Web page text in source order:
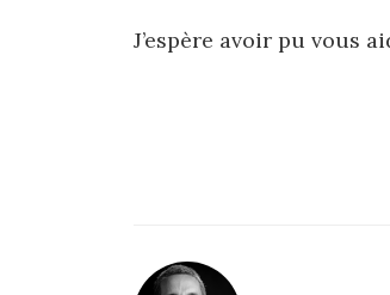
J’espère avoir pu vous